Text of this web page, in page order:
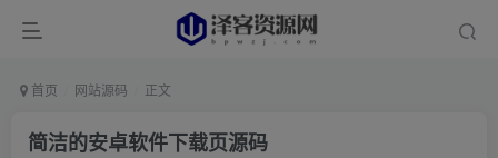
首页 网站源码 正文
简洁的安卓软件下载页源码